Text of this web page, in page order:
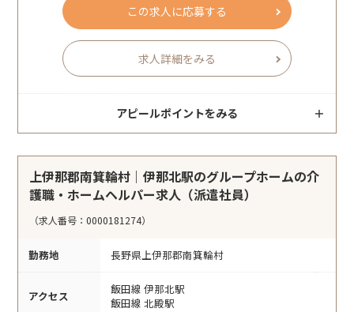
この求人に応募する
求人詳細をみる
アピールポイントをみる
上伊那郡南箕輪村｜伊那北駅のグループホームの介
護職・ホームヘルパー求人（派遣社員）
（求人番号：0000181274）
勤務地 長野県上伊那郡南箕輪村
アクセス
飯田線 伊那北駅
飯田線 北殿駅